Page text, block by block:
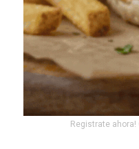
Registrate